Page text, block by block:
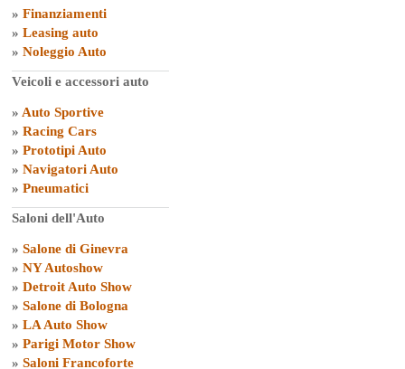
» Finanziamenti
» Leasing auto
» Noleggio Auto
Veicoli e accessori auto
» Auto Sportive
» Racing Cars
» Prototipi Auto
» Navigatori Auto
» Pneumatici
Saloni dell'Auto
» Salone di Ginevra
» NY Autoshow
» Detroit Auto Show
» Salone di Bologna
» LA Auto Show
» Parigi Motor Show
» Saloni Francoforte